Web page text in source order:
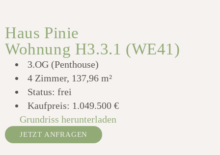
Haus Pinie
Wohnung H3.3.1 (WE41)
3.OG (Penthouse)
4 Zimmer, 137,96 m²
Status: frei
Kaufpreis: 1.049.500 €
Grundriss herunterladen
JETZT ANFRAGEN